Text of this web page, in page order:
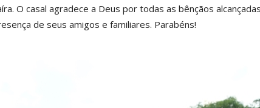
O casal agradece a Deus por todas as bênçãos
de seus amigos e familiares. Parabéns!